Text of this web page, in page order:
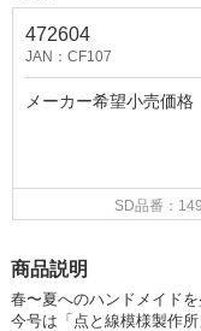
472604
JAN：CF107
メーカー希望小売価格
SD品番：
商品説明
春〜夏へのハンドメイド
今号は「点と線模様製作